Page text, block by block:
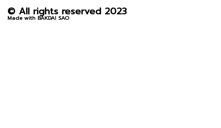
© All rights reserved 2023
Made with BAKDAI SAO